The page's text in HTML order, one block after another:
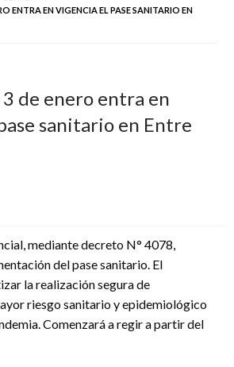
ENTRA EN VIGENCIA EL PASE SANITARIO EN
de enero entra en
sanitario en Entre
mediante decreto N° 4078,
del pase sanitario. El
la realización segura de
riesgo sanitario y epidemiológico
Comenzará a regir a partir del